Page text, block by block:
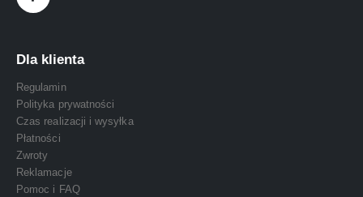
Dla klienta
Regulamin
Polityka prywatności
Czas realizacji i wysyłka
Płatności
Zwroty
Reklamacje
Pomoc i FAQ